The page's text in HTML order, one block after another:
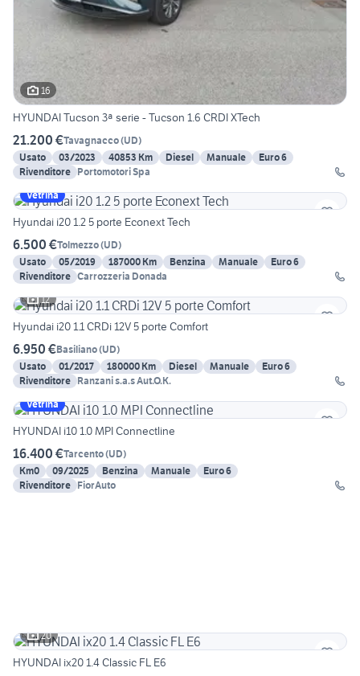
16
HYUNDAI Tucson 3ª serie - Tucson 1.6 CRDI XTech
21.200 €Tavagnacco(UD)
Usato
03/2023 40853 Km Diesel Manuale
Euro 6
Rivenditore Portomotori Spa
Vetrina
Hyundai i20 1.2 5 porte Econext Tech
6.500 €Tolmezzo(UD)
Usato
05/2019 187000 Km Benzina Manuale
Euro 6
Rivenditore Carrozzeria Donada
12
Hyundai i20 1.1 CRDi 12V 5 porte Comfort
6.950 €Basiliano(UD)
Usato
01/2017 180000 Km Diesel Manuale
Euro 6
Rivenditore Ranzani s.a.s Aut.O.K.
Vetrina
HYUNDAI i10 1.0 MPI Connectline
16.400 €Tarcento(UD)
Km0
09/2025 Benzina Manuale
Euro 6
Rivenditore FiorAuto
20
HYUNDAI ix20 1.4 Classic FL E6